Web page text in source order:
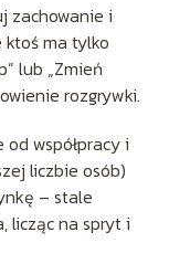
zachowanie i
ktoś ma tylko
lub „Zmień
rozgrywki.
współpracy i
liczbie osób)
– stale
licząc na spryt i